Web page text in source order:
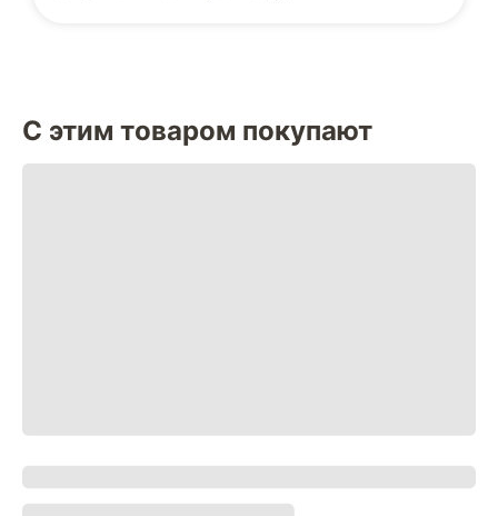
С этим товаром покупают